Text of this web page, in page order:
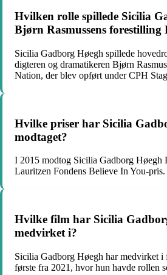
Hvilken rolle spillede Sicilia
Bjørn Rasmussens
Sicilia Gadborg Høegh spillede
digteren og dramatikeren Bjørn
Nation, der blev opført under CPH
Hvilke priser har Sicilia
modtaget?
I 2015 modtog Sicilia Gadborg Høegh
Lauritzen Fondens Believe In You-pris.
Hvilke film har Sicilia
medvirket i?
Sicilia Gadborg Høegh har medvirket i
første fra 2021, hvor hun havde rollen